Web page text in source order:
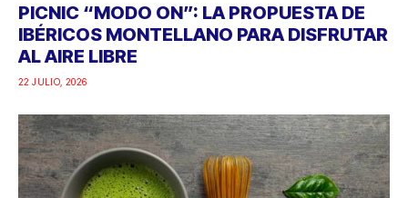
PICNIC “MODO ON”: LA PROPUESTA DE
IBÉRICOS MONTELLANO PARA DISFRUTAR
AL AIRE LIBRE
22 JULIO, 2026